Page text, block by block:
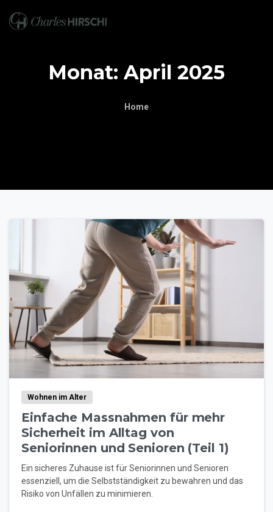
Monat: April 2025
Home
Wohnen im Alter
Einfache Massnahmen für mehr
Sicherheit im Alltag von
Seniorinnen und Senioren (Teil 1)
Ein sicheres Zuhause ist für Seniorinnen und Senioren
essenziell, um die Selbstständigkeit zu bewahren und das
Risiko von Unfällen zu minimieren.